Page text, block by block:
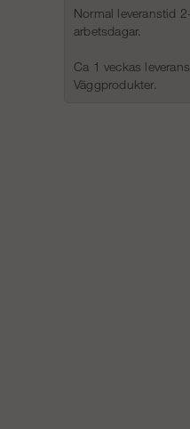
Normal leveranstid
arbetsdagar.
Ca 1 veckas
Väggprodukter.